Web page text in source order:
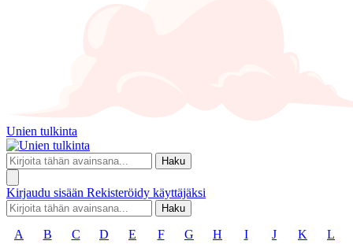
Unien tulkinta
Haku
Kirjaudu sisään Rekisteröidy käyttäjäksi
Haku
A B C D E F G H I J K L